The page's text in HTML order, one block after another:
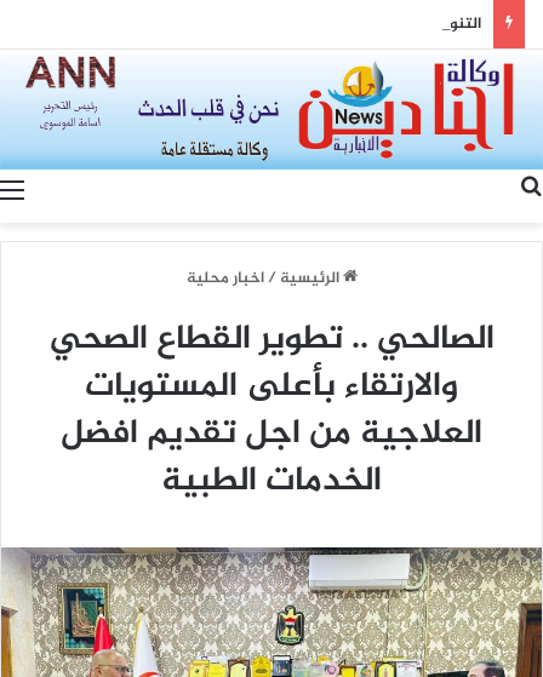
الرئيسية / اخبار محلية
الصالحي .. تطوير القطاع الصحي
والارتقاء بأعلى المستويات
العلاجية من اجل تقديم افضل
الخدمات الطبية